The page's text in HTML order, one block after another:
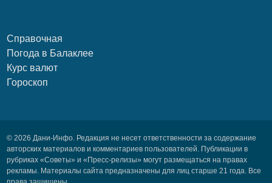
Справочная
Погода в Балаклее
Курс валют
Гороскоп
© 2026 Дани-Инфо. Редакция не несет ответственности за содержание
авторских материалов и комментариев пользователей. Публикации в
рубриках «Советы» и «Пресс-релизы» могут размещаться на правах
рекламы. Материалы сайта предназначены для лиц старше 21 года. Все